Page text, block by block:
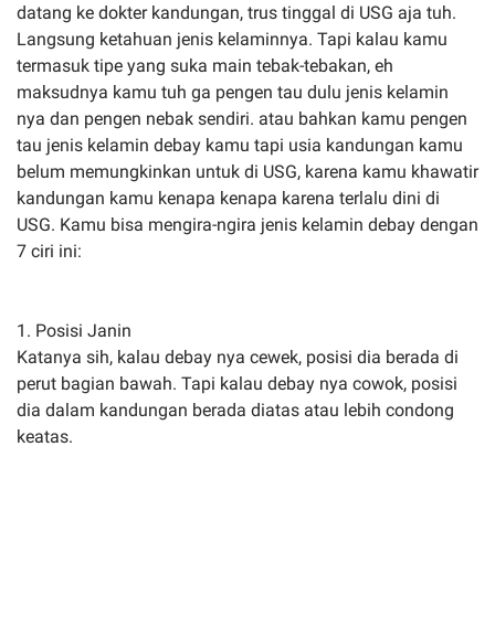
datang ke dokter kandungan, trus tinggal di USG aja tuh.
Langsung ketahuan jenis kelaminnya. Tapi kalau kamu
termasuk tipe yang suka main tebak-tebakan, eh
maksudnya kamu tuh ga pengen tau dulu jenis kelamin
nya dan pengen nebak sendiri. atau bahkan kamu pengen
tau jenis kelamin debay kamu tapi usia kandungan kamu
belum memungkinkan untuk di USG, karena kamu khawatir
kandungan kamu kenapa kenapa karena terlalu dini di
USG. Kamu bisa mengira-ngira jenis kelamin debay dengan
7 ciri ini:
1. Posisi Janin
Katanya sih, kalau debay nya cewek, posisi dia berada di
perut bagian bawah. Tapi kalau debay nya cowok, posisi
dia dalam kandungan berada diatas atau lebih condong
keatas.